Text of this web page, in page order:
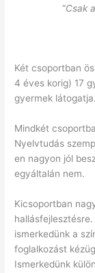
“Csak
Két csoportban
4 éves korig) 17
gyermek látogatja.
Mindkét
Nyelvtudás
en nagyon jól
egyáltalán nem.
Kicsoportban
ismerkedünk a
foglalkozást
Ismerkedünk